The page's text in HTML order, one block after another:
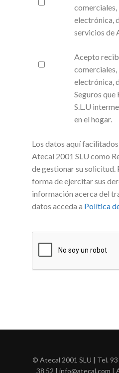
comerciales,
electrónica,
servicios de
Acepto
comerciales,
electrónica,
Seguros que
S.L.U
en el hogar.
Los datos aquí
Atecal 2001 SLU como
de gestionar su solicitud.
forma de ejercitar sus
información acerca del
datos acceda a Política
© Atecal 2001 SLU | Tel.
38 52 | info@atecal.com |